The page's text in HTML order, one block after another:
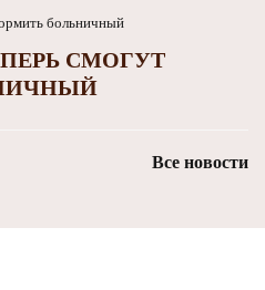
СМОГУТ
Все новости